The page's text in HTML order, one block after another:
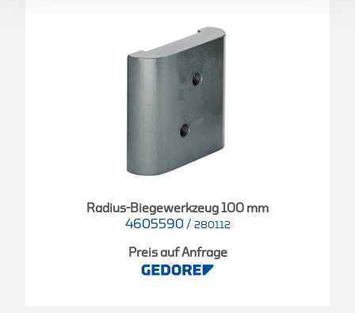
Radius-Biegewerkzeug 100 mm
4605590 / 280112
Preis auf Anfrage